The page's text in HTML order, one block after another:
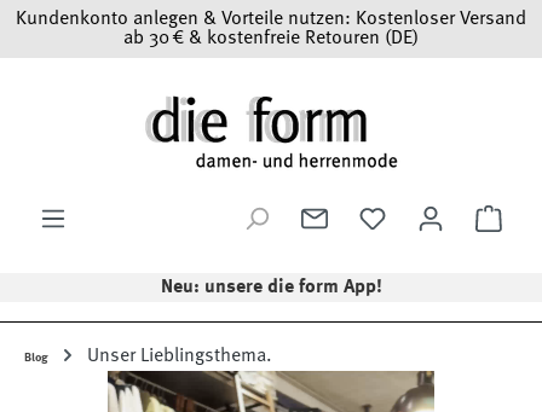
Zum Hauptinhalt springen
Kundenkonto anlegen & Vorteile nutzen: Kostenloser Versand
ab 30 € & kostenfreie Retouren (DE)
Neu: unsere die form App!
Blog Unser Lieblingsthema.